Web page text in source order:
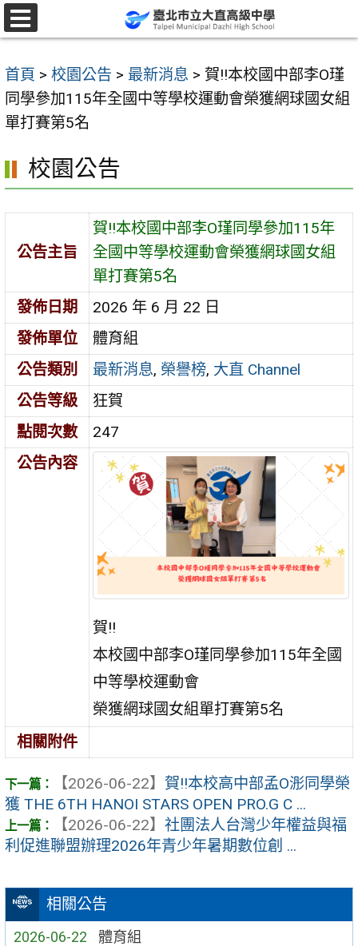
跳
至
要
內
容
首頁 > 校園公告 > 最新消息 > 賀!!本校國中部李O瑾
同學參加115年全國中等學校運動會榮獲網球國女組
單打賽第5名
相關公告
2026-06-22 體育組
校園公告
公告主旨
賀!!本校國中部李O瑾同學參加115年
全國中等學校運動會榮獲網球國女組
單打賽第5名
發佈日期
2026 年 6 月 22 日
發佈單位
體育組
公告類別
最新消息, 榮譽榜, 大直 Channel
公告等級
狂賀
點閱次數
247
公告內容
賀!!
本校國中部李O瑾同學參加115年全國
中等學校運動會
榮獲網球國女組單打賽第5名
相關附件
【2026-06-22】 賀!!本校高中部孟O浵同學榮
獲 THE 6TH HANOI STARS OPEN PRO.G C ...
【2026-06-22】 社團法人台灣少年權益與福
利促進聯盟辦理2026年青少年暑期數位創 ...
選
單